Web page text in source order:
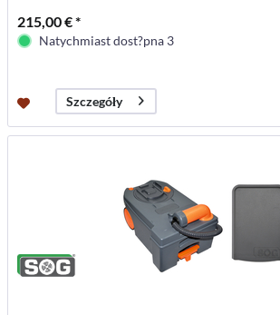
215,00 € *
Natychmiast dost?pna 3
Szczegóły